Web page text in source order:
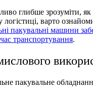
глибше зрозуміти, як
варто
пакувальні машини
транспортування.